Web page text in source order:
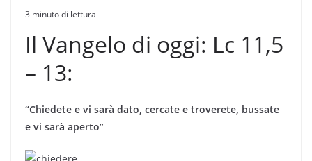
3 minuto di lettura
Il Vangelo di oggi: Lc 11,5
– 13:
“Chiedete e vi sarà dato, cercate e troverete, bussate
e vi sarà aperto”